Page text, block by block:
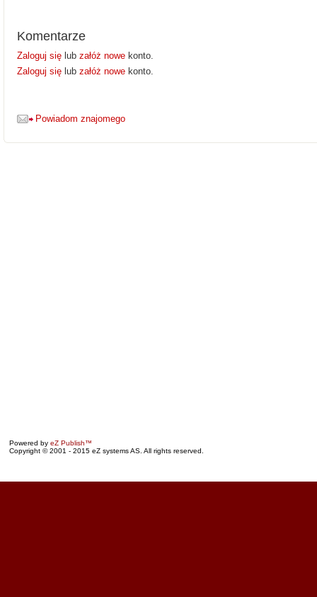
Komentarze
Zaloguj się lub załóż nowe konto.
Zaloguj się lub załóż nowe konto.
Powiadom znajomego
Powered by eZ Publish™
Copyright © 2001 - 2015 eZ systems AS. All rights reserved.